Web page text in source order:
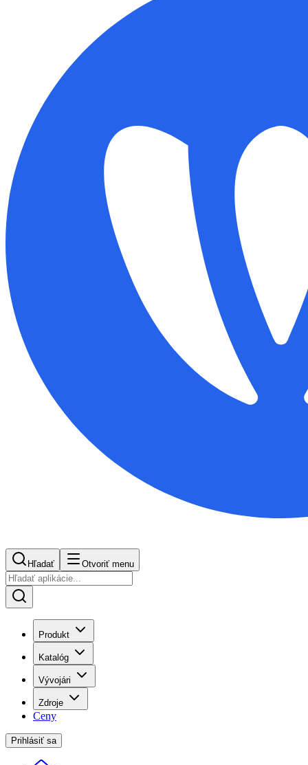
Hľadať Otvoriť menu
Produkt
Katalóg
Vývojári
Zdroje
Ceny
Prihlásiť sa